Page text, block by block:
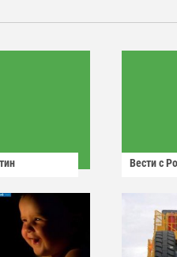
Вести с